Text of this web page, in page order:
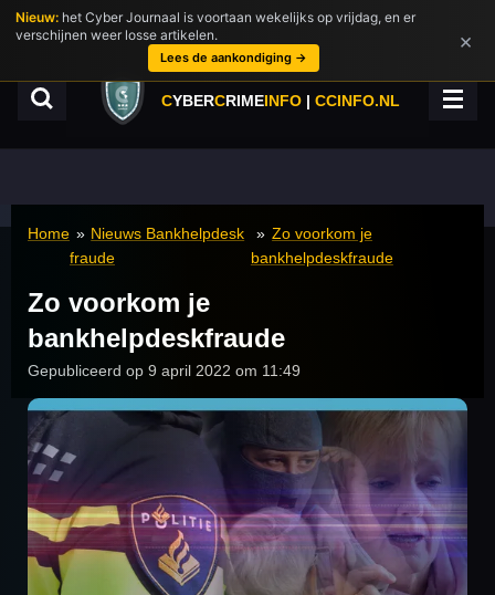
Ga
direct
hoofdinhoud
CYBERCRIMEINFO | CCINFO.NL
Home » Nieuws Bankhelpdesk
fraude
» Zo voorkom je
bankhelpdeskfraude
Zo voorkom je
bankhelpdeskfraude
Gepubliceerd op 9 april 2022 om 11:49
Nieuw: het Cyber Journaal is voortaan wekelijks op vrijdag, en er
verschijnen weer losse artikelen.
Lees de aankondiging →
×